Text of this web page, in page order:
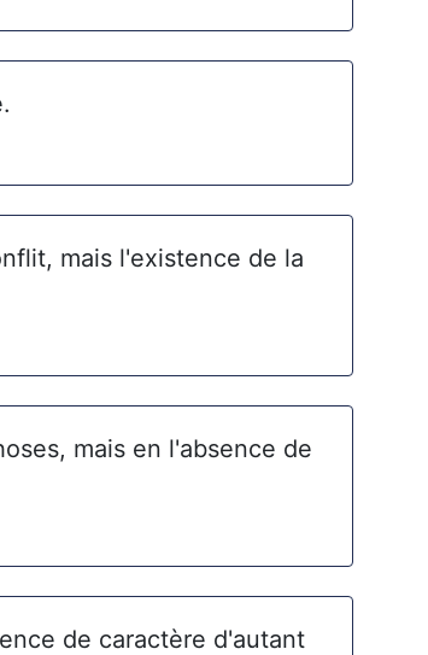
mais l'existence de la
mais en l'absence de
de caractère d'autant